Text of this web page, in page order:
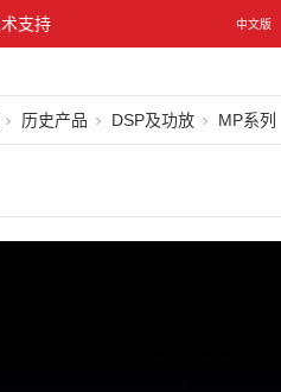
中文版
支持
历史产品 DSP及功放 MP系列